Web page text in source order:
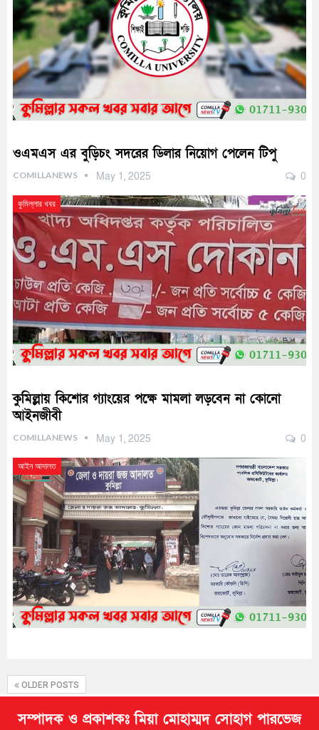
ওএমএস এর বুড়িচং সদরের ডিলার নিয়োগ পেলেন টিপু
COMILLANEWS May 1, 2025 0
কুমিল্লার খবর
কুমিল্লায় কিশোর গ্যাংয়ের পক্ষে মামলা লড়বেন না কোনো
আইনজীবী
COMILLANEWS May 1, 2025 0
আইন আদালত
OLDER POSTS
সম্পাদক ও প্রকাশকঃ মিয়া মোহাম্মদ সোহাগ পারভেজ